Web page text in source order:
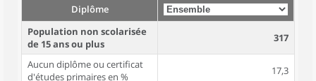
Diplôme
Population non scolarisée
de 15 ans ou plus
317
Aucun diplôme ou certificat
d'études primaires en %
17,3